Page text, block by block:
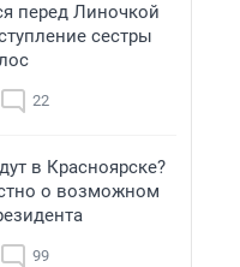
перед Линочкой
сестры
22
в Красноярске?
о возможном
99